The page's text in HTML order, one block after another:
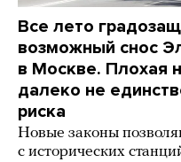
Все лето
возможный снос
в Москве. Плохая
далеко не
риска
Новые законы
с исторических